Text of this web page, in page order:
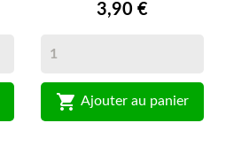
3,90 €
 Ajouter au panier